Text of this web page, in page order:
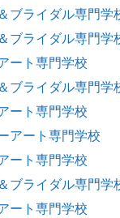
ブライダル専門学
ブライダル専門学
ート専門学校
ブライダル専門学
ート専門学校
アート専門学校
ート専門学校
ブライダル専門学
ート専門学校